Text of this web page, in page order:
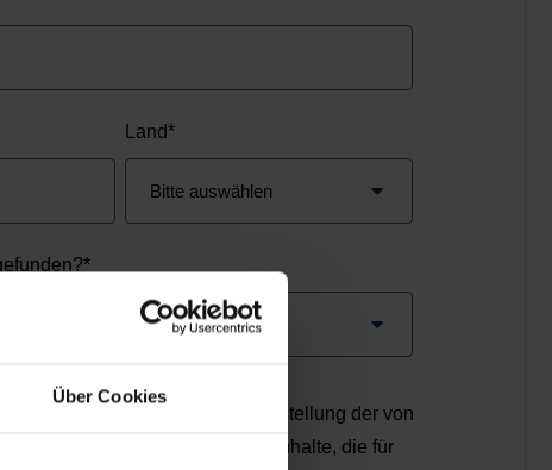
Über Cookies
Land*
*
Daten nur zur Bereitstellung der von
Dienstleistungen sowie anderer Inhalte, die für